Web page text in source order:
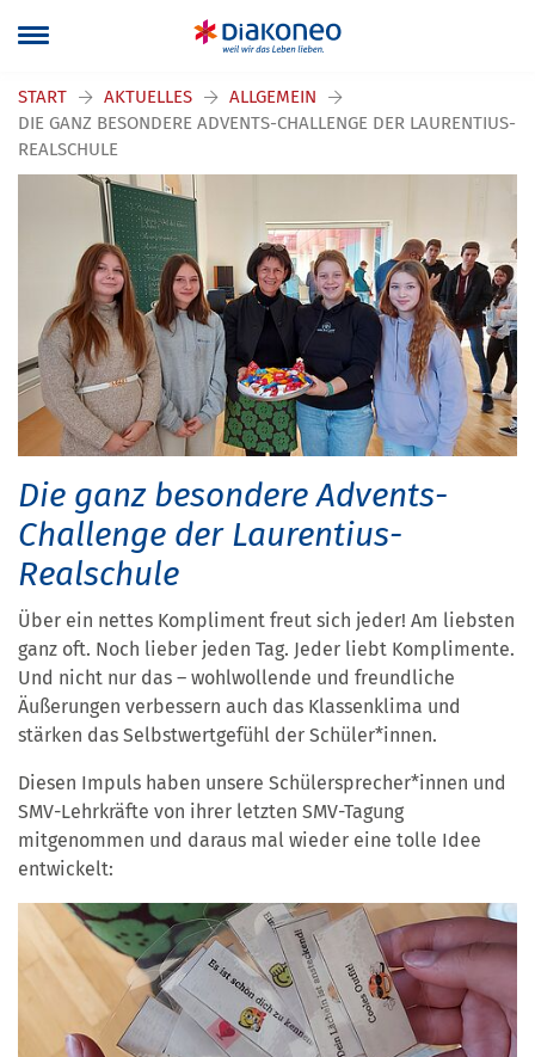
START AKTUELLES
ALLGEMEIN
DIE GANZ BESONDERE ADVENTS-CHALLENGE DER LAURENTIUS-
REALSCHULE
Die ganz besondere Advents-
Challenge der Laurentius-
Realschule
Über ein nettes Kompliment freut sich jeder! Am liebsten
ganz oft. Noch lieber jeden Tag. Jeder liebt Komplimente.
Und nicht nur das – wohlwollende und freundliche
Äußerungen verbessern auch das Klassenklima und
stärken das Selbstwertgefühl der Schüler*innen.
Diesen Impuls haben unsere Schülersprecher*innen und
SMV-Lehrkräfte von ihrer letzten SMV-Tagung
mitgenommen und daraus mal wieder eine tolle Idee
entwickelt: